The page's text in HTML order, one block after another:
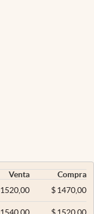
Venta
Compra
1520,00 $1470,00